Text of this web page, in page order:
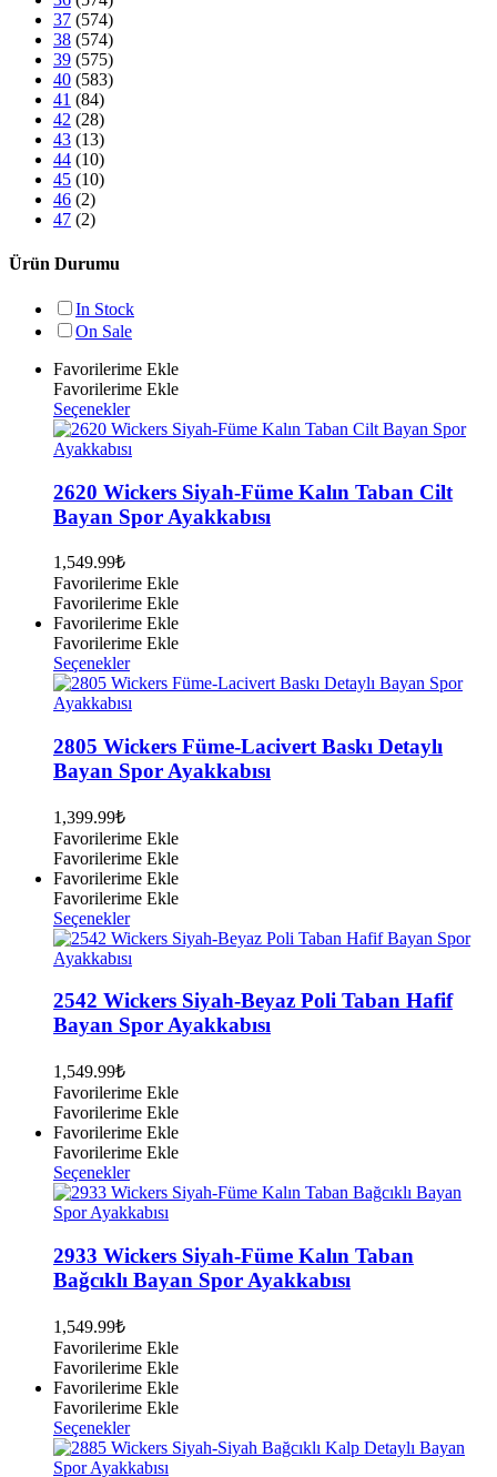
37 (574)
38 (574)
39 (575)
40 (583)
41 (84)
42 (28)
43 (13)
44 (10)
45 (10)
46 (2)
47 (2)
Ürün Durumu
In Stock
On Sale
Favorilerime Ekle
Favorilerime Ekle
SeçeneklerBu
ürünün
birden
varyasyonu
var.
Seçenekler
seçilebilir
2620 Wickers Siyah-Füme Kalın Taban Cilt
Bayan Spor Ayakkabısı
1,549.99₺
Favorilerime Ekle
Favorilerime Ekle
Favorilerime Ekle
Favorilerime Ekle
SeçeneklerBu
ürünün
birden
varyasyonu
var.
Seçenekler
seçilebilir
2805 Wickers Füme-Lacivert Baskı Detaylı
Bayan Spor Ayakkabısı
1,399.99₺
Favorilerime Ekle
Favorilerime Ekle
Favorilerime Ekle
Favorilerime Ekle
SeçeneklerBu
ürünün
birden
varyasyonu
Seçenekler
seçilebilir
2542 Wickers Siyah-Beyaz Poli Taban Hafif
Bayan Spor Ayakkabısı
1,549.99₺
Favorilerime Ekle
Favorilerime Ekle
Favorilerime Ekle
Favorilerime Ekle
SeçeneklerBu
ürünün
birden
varyasyonu
var.
Seçenekler
seçilebilir
2933 Wickers Siyah-Füme Kalın Taban
Bağcıklı Bayan Spor Ayakkabısı
1,549.99₺
Favorilerime Ekle
Favorilerime Ekle
Favorilerime Ekle
Favorilerime Ekle
SeçeneklerBu
ürünün
birden